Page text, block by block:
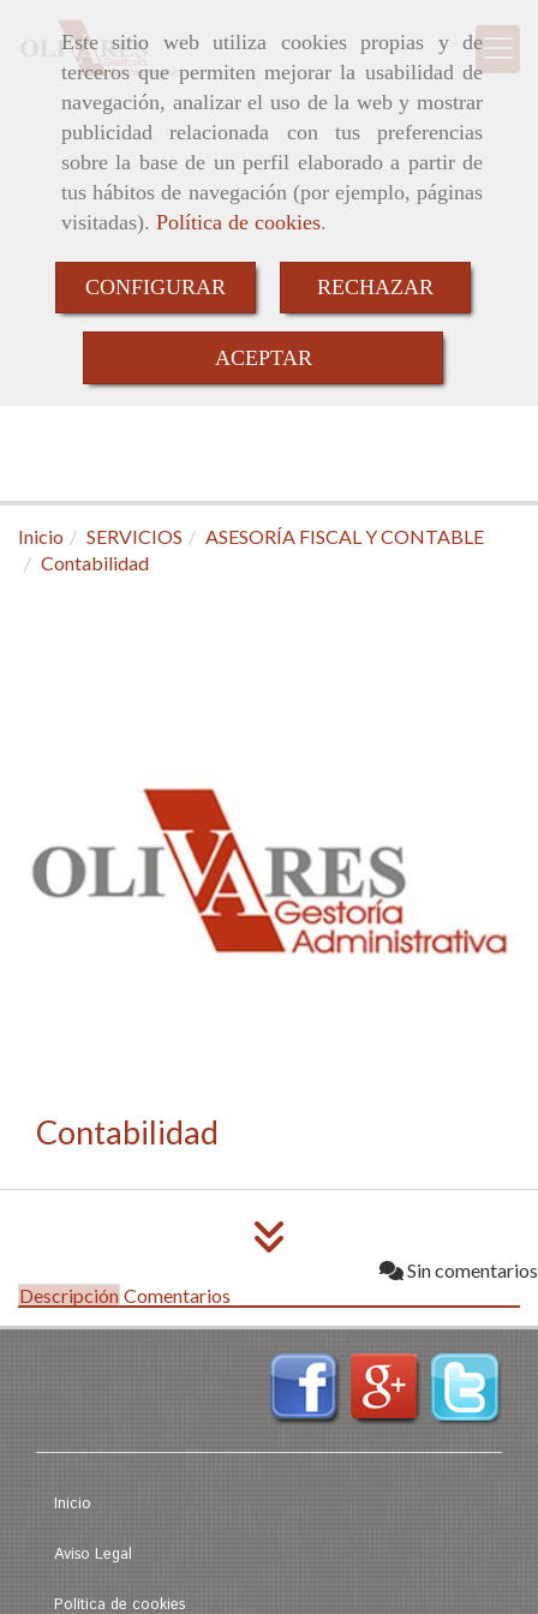
Este sitio web utiliza cookies propias y de
terceros que permiten mejorar la usabilidad de
navegación, analizar el uso de la web y mostrar
publicidad relacionada con tus preferencias
sobre la base de un perfil elaborado a partir de
tus hábitos de navegación (por ejemplo, páginas
visitadas). Política de cookies.
CONFIGURAR RECHAZAR
ACEPTAR
Inicio SERVICIOS
ASESORÍA FISCAL Y CONTABLE
Contabilidad
Contabilidad
Sin comentarios
Descripción Comentarios
Inicio
Aviso Legal
Política de cookies